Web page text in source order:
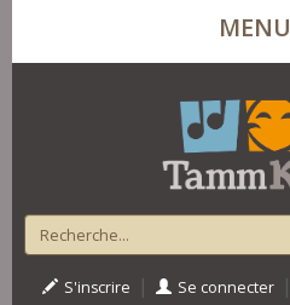
MENU
S'inscrire | Se connecter |